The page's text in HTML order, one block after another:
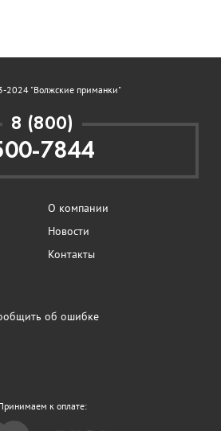
2024 "Волжские приманки"
8 (800)
7844
О компании
Новости
Контакты
об ошибке
к оплате: